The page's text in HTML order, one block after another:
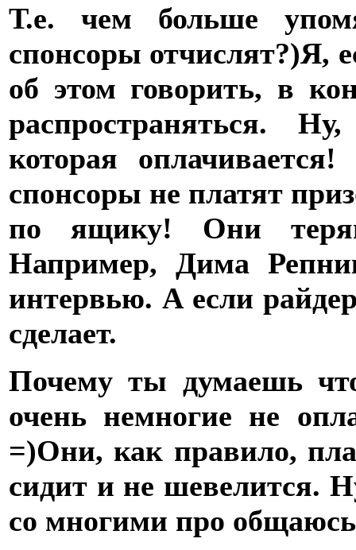
Т.е. чем больше
спонсоры отчислят?)Я,
об этом говорить, в
распространяться.
которая
спонсоры не платят
по ящику! Они
Например, Дима
интервью. А если
сделает.
Почему ты думаешь
очень немногие не
=)Они, как правило,
сидит и не шевелится.
со многими про